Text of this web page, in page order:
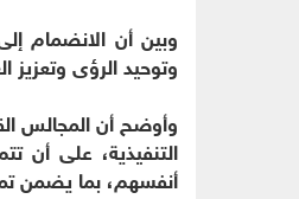
وبين أن الانضمام
وتوحيد الرؤى
وأوضح أن المجالس
التنفيذية، على
أنفسهم، بما يضمن